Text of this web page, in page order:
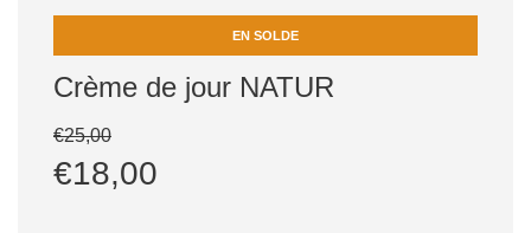
EN SOLDE
Crème de jour NATUR
Prix
réduit
€25,00Prix
régulier
€18,00